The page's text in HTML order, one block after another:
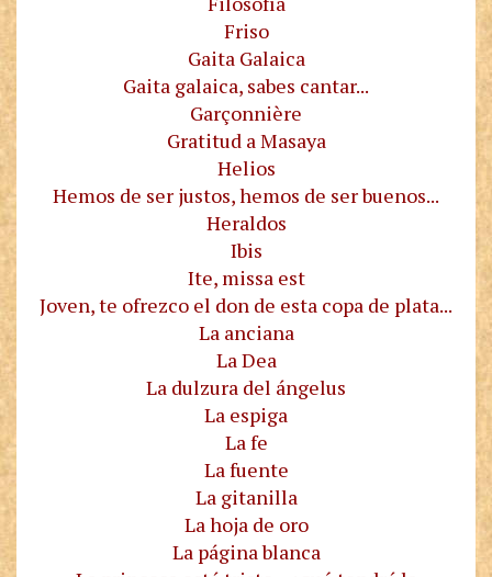
Friso
Gaita Galaica
Gaita galaica, sabes cantar...
Garçonnière
Gratitud a Masaya
Helios
Hemos de ser justos, hemos de ser buenos...
Heraldos
Ibis
Ite, missa est
Joven, te ofrezco el don de esta copa de plata...
La anciana
La Dea
La dulzura del ángelus
La espiga
La fe
La fuente
La gitanilla
La hoja de oro
La página blanca